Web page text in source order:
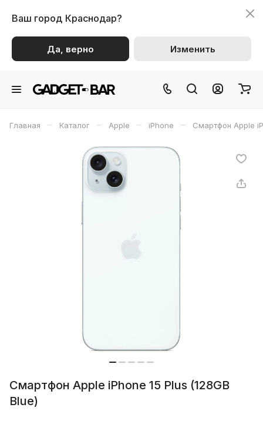
Ваш город Краснодар?
Да, верно Изменить
Главная – Каталог – Apple – iPhone – Смартфон Apple
Смартфон Apple iPhone 15 Plus (128GB
Blue)